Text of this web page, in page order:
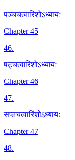
पञ्चचत्वारिंशोऽध्यायः
Chapter 45
46.
षट्चत्वारिंशोऽध्यायः
Chapter 46
47.
सप्तचत्वारिंशोऽध्यायः
Chapter 47
48.